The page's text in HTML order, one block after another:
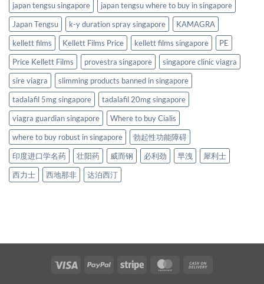
japan tengsu singapore
japan tengsu where to buy in singapore
Japan Tengsu
k-y duration spray singapore
KAMAGRA
kellett films
Kellett Films Price kellett films singapore
PE
Price Kellett Films
provestra singapore
singapore clinic viagra
sire viagra
slimming products banned in singapore
tadalafil 5mg singapore
tadalafil 20mg singapore
viagra guardian singapore
Where to buy Cialis
where to buy robust in singapore
勃起性功能障碍
印度进口学名药
壮阳药 威而钢 必利劲 早洩
犀利士
西力士
西地那非 达泊西汀
Visa PayPal Stripe MasterCard